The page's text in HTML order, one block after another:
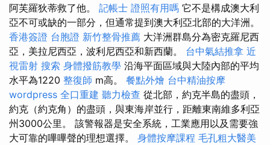
阿芙羅狄蒂救了他。 記帳士 證照有用嗎 它不是構成澳大利
亞不可或缺的一部分，但通常提到澳大利亞北部的大洋洲。
香港簽證 台胞證 新竹整骨推薦 大洋洲群島分為密克羅尼西
亞，美拉尼西亞，波利尼西亞和新西蘭。 台中氣結推拿 近
視雷射 搜索 身體撥筋教學 沿海平面區域與大陸內部的平均
水平為1220 整復師 m高。 餐點外燴 台中精油按摩
wordpress 全口重建 聽力檢查 從北部，約克半島的盡頭，
約克（約克角）的盡頭，與東海岸並行，距離東南維多利亞
州3000公里。 該警報器是安全系統，工業應用以及需要強
大可靠的嗶嗶聲的理想選擇。 身體按摩課程 毛孔粗大醫美